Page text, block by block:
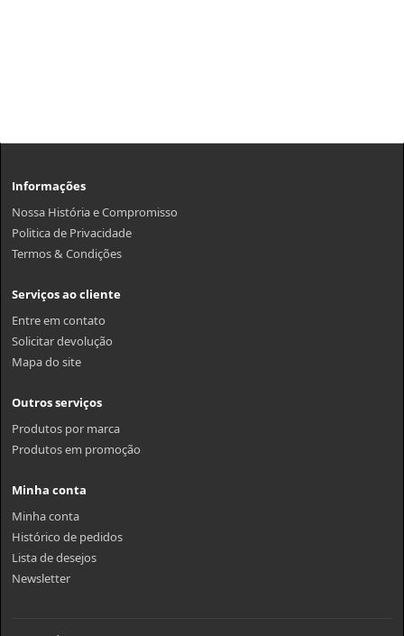
Informações
Nossa História e Compromisso
Politica de Privacidade
Termos & Condições
Serviços ao cliente
Entre em contato
Solicitar devolução
Mapa do site
Outros serviços
Produtos por marca
Produtos em promoção
Minha conta
Minha conta
Histórico de pedidos
Lista de desejos
Newsletter